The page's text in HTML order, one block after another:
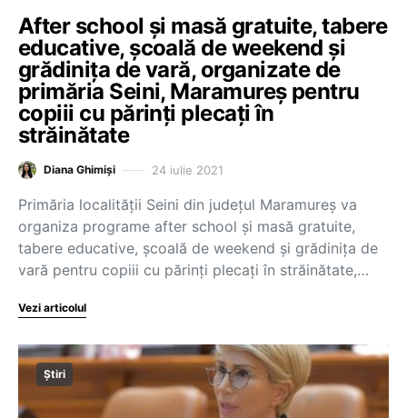
After school și masă gratuite, tabere
educative, școală de weekend și
grădinița de vară, organizate de
primăria Seini, Maramureș pentru
copiii cu părinți plecați în
străinătate
Diana Ghimiși 24 iulie 2021
Primăria localității Seini din județul Maramureș va
organiza programe after school și masă gratuite,
tabere educative, școală de weekend și grădinița de
vară pentru copiii cu părinți plecați în străinătate,…
Vezi articolul
Știri